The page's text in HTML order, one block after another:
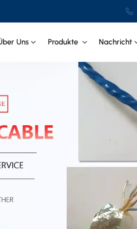
Uns Produkte Nachricht